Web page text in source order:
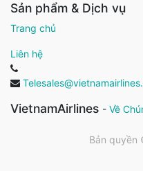
Sản phẩm & Dịch vụ
Trang chủ
Liên hệ
VietnamAirlines - Về
Bản quyền